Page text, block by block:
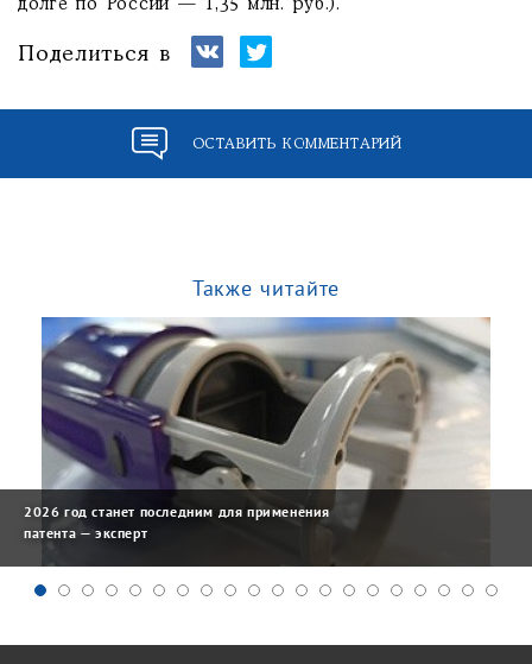
долге по России — 1,35 млн. руб.).
Поделиться в
ОСТАВИТЬ КОММЕНТАРИЙ
Также читайте
2026 год станет последним для применения
патента — эксперт